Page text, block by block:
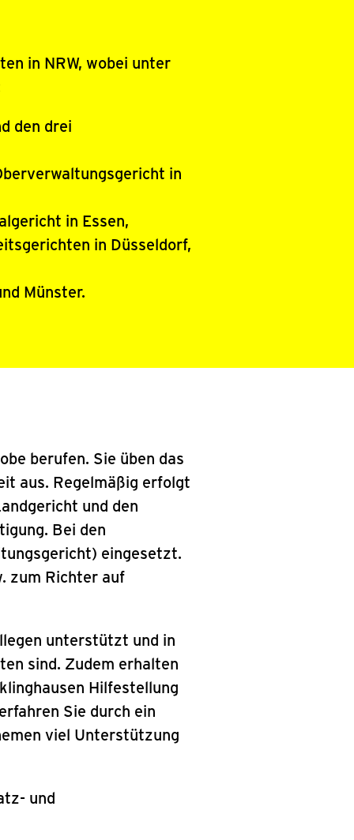
in NRW, wobei unter
den drei
in
in Essen,
in Düsseldorf,
Münster.
berufen. Sie üben das
aus. Regelmäßig erfolgt
und den
Bei den
eingesetzt.
zum Richter auf
unterstützt und in
sind. Zudem erhalten
Hilfestellung
Sie durch ein
viel Unterstützung
und